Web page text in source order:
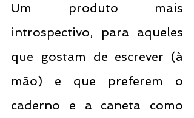
Um produto mais
introspectivo, para aqueles
que gostam de escrever (à
mão) e que preferem o
caderno e a caneta como